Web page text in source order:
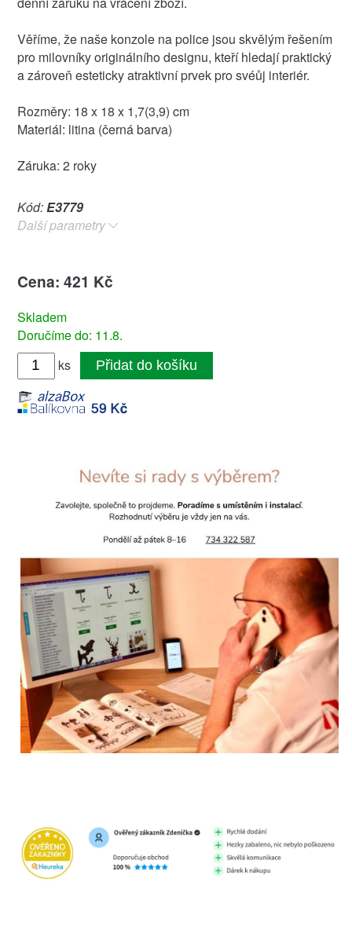
Věříme, že naše konzole na police jsou skvělým řešením
pro milovníky originálního designu, kteří hledají praktický
a zároveň esteticky atraktivní prvek pro svéůj interiér.
Rozměry: 18 x 18 x 1,7(3,9) cm
Materiál: litina (černá barva)
Záruka: 2 roky
Kód:E3779
Další parametry
Cena: 421 Kč
Skladem
Doručíme do: 11.8.
ks
Přidat do košíku